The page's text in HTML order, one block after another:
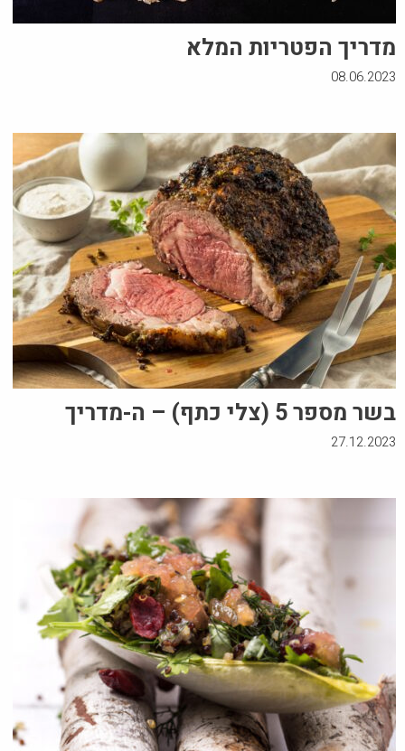
מדריך הפטריות המלא
08.06.2023
בשר מספר 5 (צלי כתף) – ה-מדריך
27.12.2023